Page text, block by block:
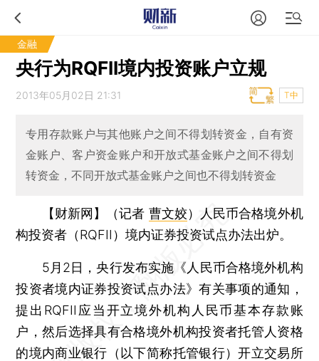
金融
央行为RQFII境内投资账户立规
2013年05月02日 21:31 T中
专用存款账户与其他账户之间不得划转资金，自有资
金账户、客户资金账户和开放式基金账户之间不得划
转资金，不同开放式基金账户之间也不得划转资金
【财新网】（记者 曹文姣）
人民币合格境外机
构投资者（RQFII）境内证券投资试点办法出炉。
5月2日，央行发布实施《人民币合格境外机构
投资者境内证券投资试点办法》有关事项的通知，
提出RQFII应当开立境外机构人民币基本存款账
户，然后选择具有合格境外机构投资者托管人资格
的境内商业银行（以下简称托管银行）开立交易所